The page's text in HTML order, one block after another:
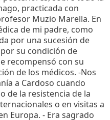
practicada con
Muzio Marella. En
de mi padre, como
por una sucesión de
su condición de
recompensó con su
de los médicos. -Nos
a Cardoso cuando
de la resistencia de la
o en visitas a
Europa. - Era sagrado